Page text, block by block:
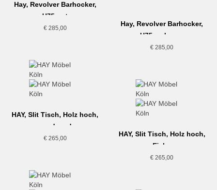
Hay, Revolver Barhocker,
H75, rot
€285,00
Hay, Revolver Barhocker,
H75, schwarz
€ 285,00
HAY, Slit Tisch, Holz hoch,
candy red
€265,00
HAY, Slit Tisch, Holz hoch,
Eiche
€ 265,00